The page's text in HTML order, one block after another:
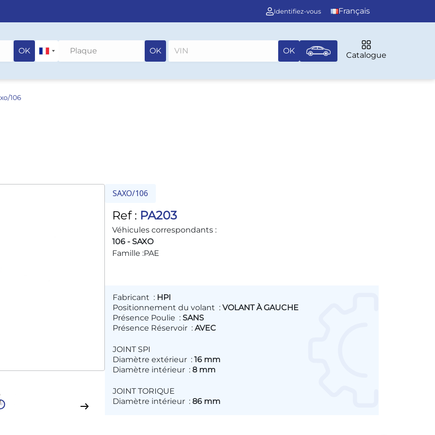
Identifiez-vous Français
OK OK OK Catalogue
106
SAXO/106
Ref : PA203
Véhicules correspondants :
106 - SAXO
Famille :PAE
Fabricant : HPI
Positionnement du volant : VOLANT À GAUCHE
Présence Poulie : SANS
Présence Réservoir : AVEC
JOINT SPI
Diamètre extérieur : 16 mm
Diamètre intérieur : 8 mm
JOINT TORIQUE
Diamètre intérieur : 86 mm